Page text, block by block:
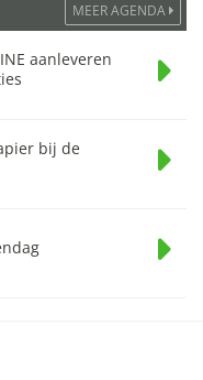
MEER AGENDA
aanleveren
bij de